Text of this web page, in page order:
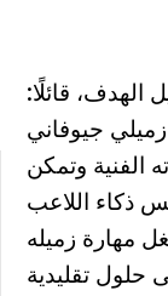
الهدف، قائلًا:
جيوفاني
الفنية وتمكن
ذكاء اللاعب
مهارة زميله